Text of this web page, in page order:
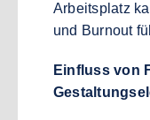
Arbeitsplatz
und Burnout
Einfluss von